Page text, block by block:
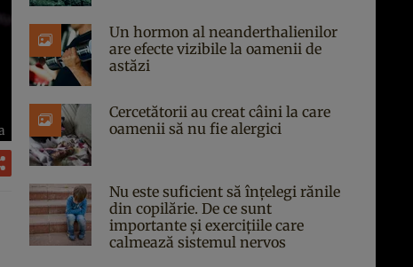
Un hormon al neanderthalienilor
are efecte vizibile la oamenii de
astăzi
Cercetătorii au creat câini la care
oamenii să nu fie alergici
Nu este suficient să înțelegi rănile
din copilărie. De ce sunt
importante și exercițiile care
calmează sistemul nervos